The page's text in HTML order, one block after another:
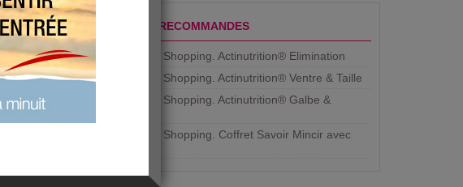
PRODUITS RECOMMANDES
Aujourdhui Shopping. Actinutrition® Elimination
Aujourdhui Shopping. Actinutrition® Ventre & Taille
Aujourdhui Shopping. Actinutrition® Galbe &
Aujourdhui Shopping. ​Coffret Savoir Mincir avec